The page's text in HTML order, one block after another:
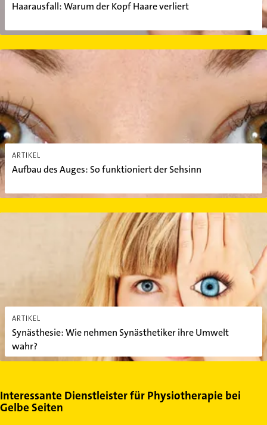
Haarausfall: Warum der Kopf Haare verliert
ARTIKEL
Aufbau des Auges: So funktioniert der Sehsinn
Aufbau des Auges: So funktioniert der Sehsinn
ARTIKEL
Synästhesie: Wie nehmen Synästhetiker ihre Umwelt
wahr?
Synästhesie: Wie nehmen Synästhetiker ihre Umwelt wahr?
Interessante Dienstleister für Physiotherapie bei
Gelbe Seiten